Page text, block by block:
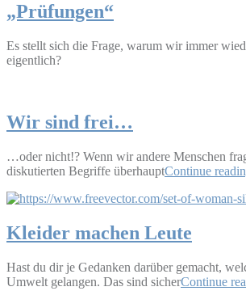
„Prüfungen“
Es stellt sich die Frage, warum wir immer
eigentlich?
Wir sind frei…
…oder nicht!? Wenn wir andere Menschen
diskutierten Begriffe überhauptContinue
Kleider machen Leute
Hast du dir je Gedanken darüber gemacht,
Umwelt gelangen. Das sind sicherContinue